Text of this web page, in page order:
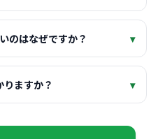
のはなぜですか？ ▾
りますか？ ▾